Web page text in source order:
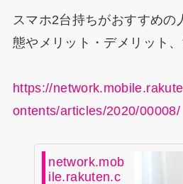
スマホ2台持ちがおすすめの
態やメリット・デメリット
https://
ontents/articles/2020/00008/
network.mob
ile.rakuten.c